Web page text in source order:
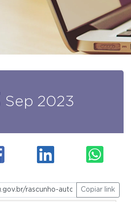
Sep 2023
Copiar link